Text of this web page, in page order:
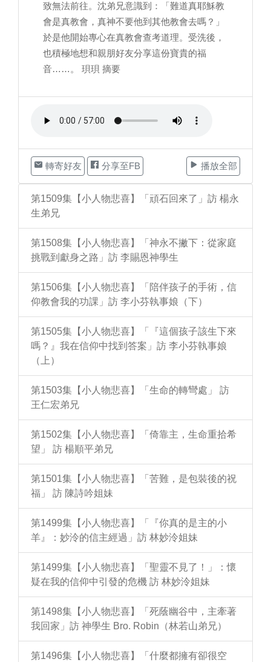
致無法前往。沈弟兄意識到：「難道真耶穌教
會是真教會，真神不要他到其他教會去嗎？」
於是他開始專心在真教會查考道理。受洗後，
也積極地想和親朋好友分享這份寶貴的福
音……。 珼珼 摘要
轉寄好友 分享至FB 播放全部
第1509集【小人物悲喜】「頑石回來了」訪 楊永
生弟兄
第1508集【小人物悲喜】「神永不撇下：從家庭
挑戰到獻身之路」訪 李賜恩神學生
第1506集【小人物悲喜】「陪伴孩子的手術，信
仰教會我的功課」訪 李小芬執事娘（下）
第1505集【小人物悲喜】「『這個孩子該生下來
嗎？』我在信仰中找到答案」訪 李小芬執事娘
（上）
第1503集【小人物悲喜】「生命的轉彎處」 訪
王仁宏弟兄
第1502集【小人物悲喜】「倚靠主，生命重拾希
望」 訪 楊順平弟兄
第1501集【小人物悲喜】「苦難，是包裝後的祝
福」 訪 陳詩吟姐妹
第1499集【小人物悲喜】「『你真的是主的小
羊』：妙泠的信主經過」訪 林妙泠姐妹
第1499集【小人物悲喜】「聖靈不見了！」：懷
疑在我的信仰中引發的危機 訪 林妙泠姐妹
第1498集【小人物悲喜】「死蔭幽谷中，主牽著
我回家」訪 神學生 Bro. Robin（林若山弟兄）
第1496集【小人物悲喜】「什麼都擁有卻很空